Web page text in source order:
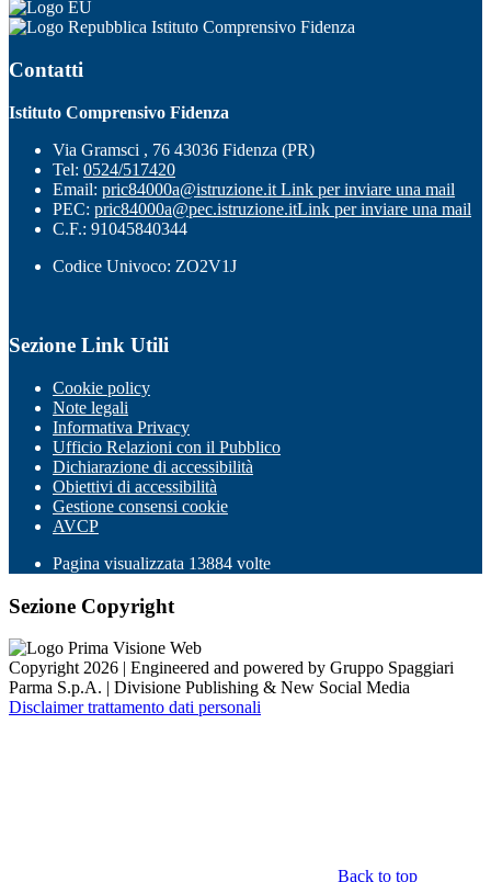
Istituto Comprensivo Fidenza
Contatti
Istituto Comprensivo Fidenza
Via Gramsci , 76 43036 Fidenza (PR)
Tel: 0524/517420
Email: pric84000a@istruzione.it Link per inviare una mail
PEC: pric84000a@pec.istruzione.itLink per inviare una mail
C.F.: 91045840344
Codice Univoco: ZO2V1J
Sezione Link Utili
Cookie policy
Note legali
Informativa Privacy
Ufficio Relazioni con il Pubblico
Dichiarazione di accessibilità
Obiettivi di accessibilità
Gestione consensi cookie
AVCP
Pagina visualizzata 13884 volte
Sezione Copyright
Copyright 2026 | Engineered and powered by Gruppo Spaggiari
Parma S.p.A. | Divisione Publishing & New Social Media
Disclaimer trattamento dati personali
Back to top